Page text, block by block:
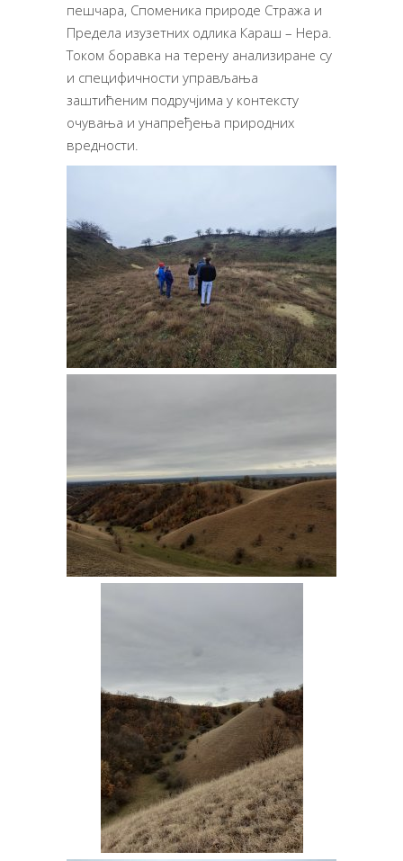
пешчара, Споменика природе Стража и
Предела изузетних одлика Караш – Нера.
Током боравка на терену анализиране су
и специфичности управљања
заштићеним подручјима у контексту
очувања и унапређења природних
вредности.